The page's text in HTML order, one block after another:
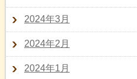
2024年3月
2024年2月
2024年1月